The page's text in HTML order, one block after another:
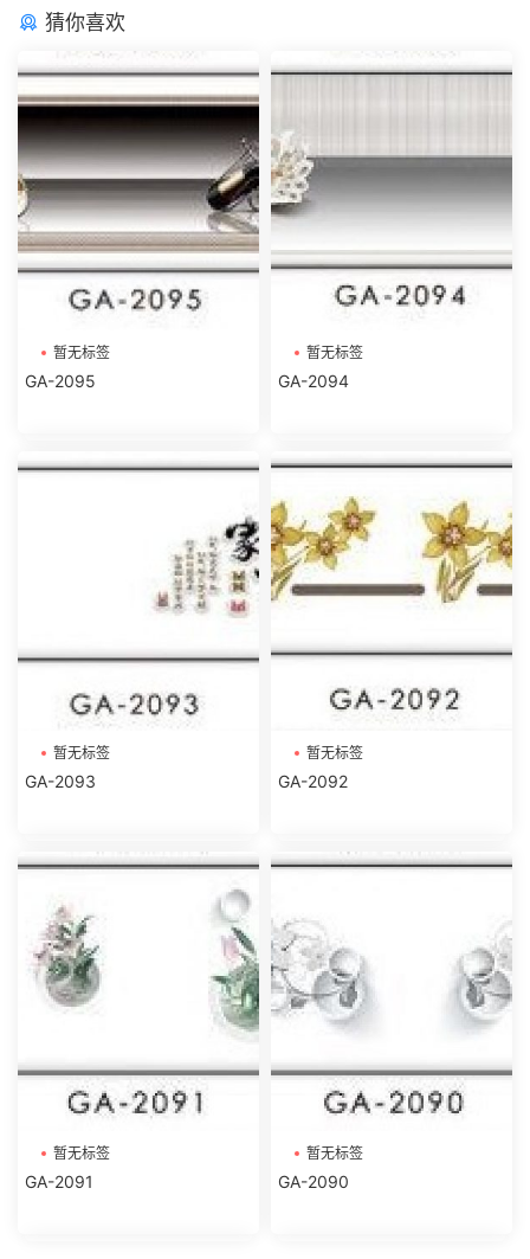
猜你喜欢
暂无标签
GA-2095
暂无标签
GA-2094
暂无标签
GA-2093
暂无标签
GA-2092
暂无标签
GA-2091
暂无标签
GA-2090